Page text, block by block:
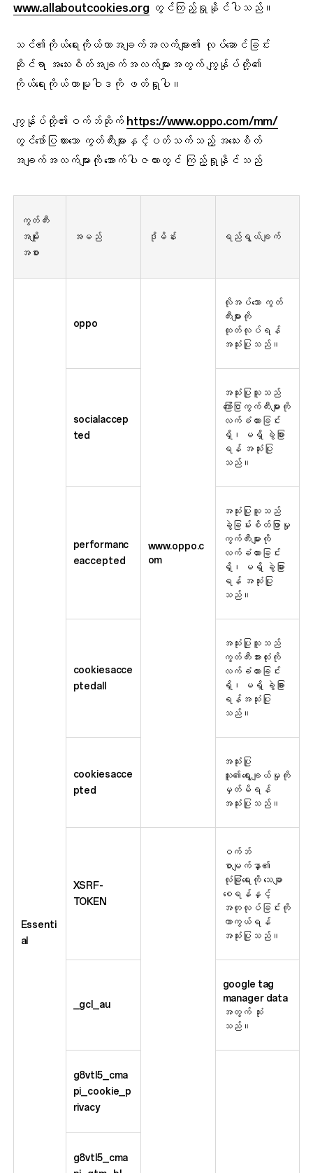
www.allaboutcookies.org တွင်ကြည့်ရှုနိုင်ပါသည်။
သင်၏ကိုယ်ရေးကိုယ်တာအချက်အလက်များ၏ လုပ်ဆောင်ခြင်း
ဆိုင်ရာ အသေးစိတ်အချက်အလက်များအတွက် ကျွန်ုပ်တို့၏
ကိုယ်ရေးကိုယ်တာမူဝါဒကို ဖတ်ရှုပါ။
ကျွန်ုပ်တို့၏ဝက်ဘ်ဆိုက် https://www.oppo.com/mm/
တွင်ဖော်ပြထားသော ကွတ်ကီးများနှင့်ပတ်သက်သည့် အသေးစိတ်
အချက်အလက်များကို အောက်ပါဇယားတွင် ကြည့်ရှုနိုင်သည်
ကွတ်ကီး
အမျိုး
အစား
အမည် ဒိုမိန်း ရည်ရွယ်ချက်
Essenti
al
oppo
www.oppo.c
om
လိုအပ်သော ကွတ်
ကီးများကို
ထုတ်လုပ်ရန်
အသုံးပြုသည်။
socialaccep
ted
အသုံးပြုသူသည်
ကြော်ငြာကွက်ကီးများကို
လက်ခံထားခြင်း
ရှိ၊ မရှိ ခွဲခြား
ရန် အသုံးပြု
သည်။
performanc
eaccepted
အသုံးပြုသူသည်
ခွဲခြမ်းစိတ်ဖြာမှု
ကွက်ကီးများကို
လက်ခံထားခြင်း
ရှိ၊ မရှိ ခွဲခြား
ရန် အသုံးပြု
သည်။
cookiesacce
ptedall
အသုံးပြုသူသည်
ကွတ်ကီးအားလုံးကို
လက်ခံထားခြင်း
ရှိ၊ မရှိ ခွဲခြား
ရန်အသုံးပြု
သည်။
cookiesacce
pted
အသုံးပြု
သူ၏ရွေးချယ်မှုကို
မှတ်မိရန်
အသုံးပြုသည်။
XSRF-
TOKEN
ဝက်ဘ်
စာမျက်နှာ၏
လုံခြုံရေးကို သေချာ
စေရန်နှင့်
အတုလုပ်ခြင်းကို
ကာကွယ်ရန်
အသုံးပြုသည်။
_gcl_au
google tag
manager data
အတွက် သုံး
သည်။
g8vtl5_cma
pi_cookie_p
rivacy
g8vtl5_cma